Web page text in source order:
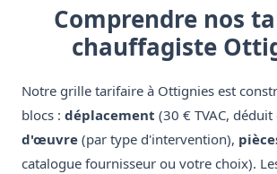
Comprendre nos
chauffagiste
Notre grille tarifaire à Ottignies est
blocs : déplacement (30 € TVAC,
d'œuvre (par type d'intervention),
catalogue fournisseur ou votre choix).